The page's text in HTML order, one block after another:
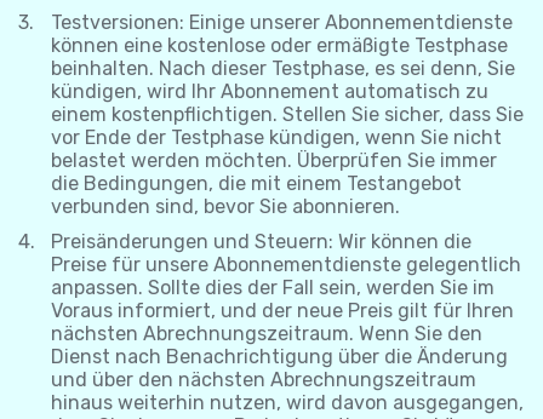
Testversionen: Einige unserer Abonnementdienste
können eine kostenlose oder ermäßigte Testphase
beinhalten. Nach dieser Testphase, es sei denn, Sie
kündigen, wird Ihr Abonnement automatisch zu
einem kostenpflichtigen. Stellen Sie sicher, dass Sie
vor Ende der Testphase kündigen, wenn Sie nicht
belastet werden möchten. Überprüfen Sie immer
die Bedingungen, die mit einem Testangebot
verbunden sind, bevor Sie abonnieren.
Preisänderungen und Steuern: Wir können die
Preise für unsere Abonnementdienste gelegentlich
anpassen. Sollte dies der Fall sein, werden Sie im
Voraus informiert, und der neue Preis gilt für Ihren
nächsten Abrechnungszeitraum. Wenn Sie den
Dienst nach Benachrichtigung über die Änderung
und über den nächsten Abrechnungszeitraum
hinaus weiterhin nutzen, wird davon ausgegangen,